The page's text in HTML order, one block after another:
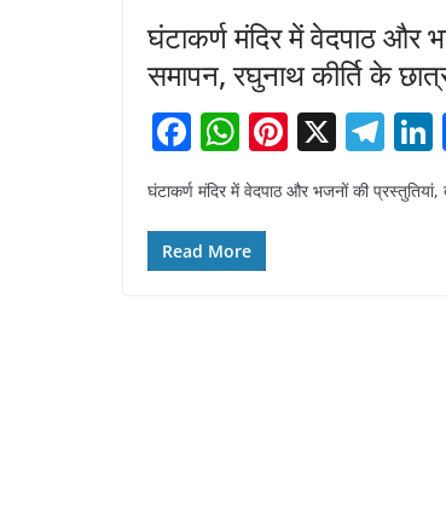
घंटाकर्ण मंदिर में वेदपाठ और
समापन, रघुनाथ कीर्ति के
F
a
c
e
b
W
h
at
s
A
Pi
nt
er
X T
el
e
n
घंटाकर्ण मंदिर में वेदपाठ और भजनों की प्रस्तुतियां,
Read More